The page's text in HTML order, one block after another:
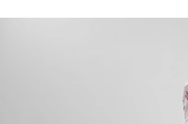
с
с